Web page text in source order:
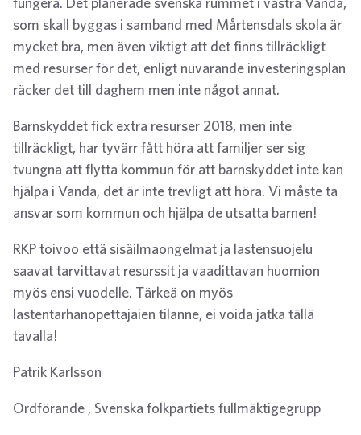
som skall byggas i samband med Mårtensdals skola är
mycket bra, men även viktigt att det finns tillräckligt
med resurser för det, enligt nuvarande investeringsplan
räcker det till daghem men inte något annat.
Barnskyddet fick extra resurser 2018, men inte
tillräckligt, har tyvärr fått höra att familjer ser sig
tvungna att flytta kommun för att barnskyddet inte kan
hjälpa i Vanda, det är inte trevligt att höra. Vi måste ta
ansvar som kommun och hjälpa de utsatta barnen!
RKP toivoo että sisäilmaongelmat ja lastensuojelu
saavat tarvittavat resurssit ja vaadittavan huomion
myös ensi vuodelle. Tärkeä on myös
lastentarhanopettajaien tilanne, ei voida jatka tällä
tavalla!
Patrik Karlsson
Ordförande , Svenska folkpartiets fullmäktigegrupp